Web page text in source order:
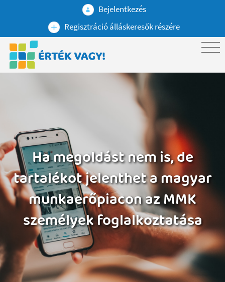
Bejelentkezés
Regisztráció álláskeresők részére
Ha megoldást nem is, de
tartalékot jelenthet a magyar
munkaerőpiacon az MMK
személyek foglalkoztatása